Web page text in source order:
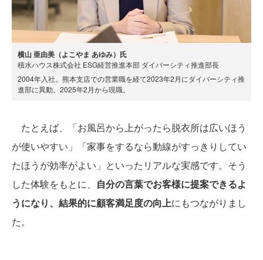
横山 亜由美（よこやま あゆみ）氏
積水ハウス株式会社 ESG経営推進本部 ダイバーシティ推進部長
2004年入社。熊本支店での営業職を経て2023年2月にダイバーシティ推
進部に異動。2025年2月から現職。
たとえば、「お風呂から上がったら脱衣所は広いほう
が使いやすい」「家事をするなら動線がすっきりしてい
たほうが効率がよい」といったリアルな実感です。そう
した体験をもとに、 自分の言葉でお客様に提案できるよ
うになり、結果的に顧客満足度の向上にもつながりまし
た。